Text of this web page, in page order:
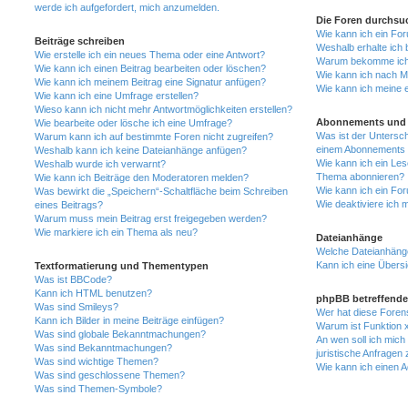
werde ich aufgefordert, mich anzumelden.
Beiträge schreiben
Wie erstelle ich ein neues Thema oder eine Antwort?
Wie kann ich einen Beitrag bearbeiten oder löschen?
Wie kann ich meinem Beitrag eine Signatur anfügen?
Wie kann ich eine Umfrage erstellen?
Wieso kann ich nicht mehr Antwortmöglichkeiten erstellen?
Wie bearbeite oder lösche ich eine Umfrage?
Warum kann ich auf bestimmte Foren nicht zugreifen?
Weshalb kann ich keine Dateianhänge anfügen?
Weshalb wurde ich verwarnt?
Wie kann ich Beiträge den Moderatoren melden?
Was bewirkt die „Speichern“-Schaltfläche beim Schreiben
eines Beitrags?
Warum muss mein Beitrag erst freigegeben werden?
Wie markiere ich ein Thema als neu?
Textformatierung und Thementypen
Was ist BBCode?
Kann ich HTML benutzen?
Was sind Smileys?
Kann ich Bilder in meine Beiträge einfügen?
Was sind globale Bekanntmachungen?
Was sind Bekanntmachungen?
Was sind wichtige Themen?
Was sind geschlossene Themen?
Was sind Themen-Symbole?
Die Foren
Wie kann ich ein
Weshalb erhalte ich
Warum bekomme
Wie kann ich nach
Wie kann ich meine
Abonnements und
Was ist der
einem
Wie kann ich ein
Thema abonnieren?
Wie kann ich ein
Wie deaktiviere ich
Dateianhänge
Welche
Kann ich eine
phpBB
Wer hat diese
Warum ist Funktion
An wen soll ich
juristische Anfragen
Wie kann ich einen